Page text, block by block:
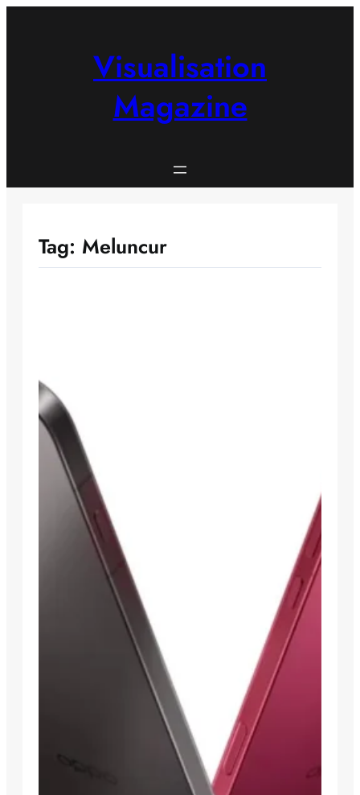
Visualisation
Magazine
Tag: Meluncur